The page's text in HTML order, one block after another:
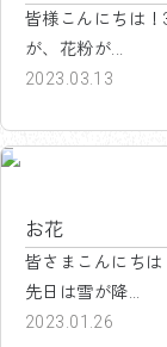
皆様こんにちは
が、花粉が...
2023.03.13
海老名西店中古
お花
皆さまこんにちは
先日は雪が降...
2023.01.26